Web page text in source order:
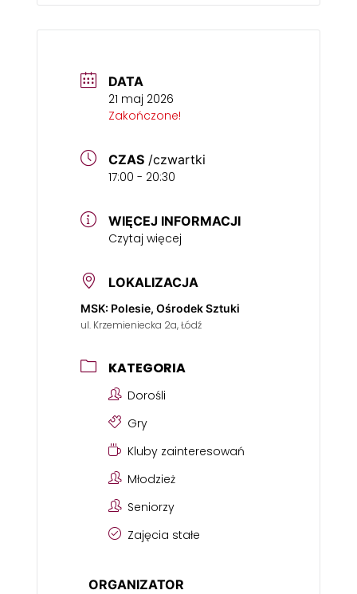
DATA
21 maj 2026
Zakończone!
CZAS /czwartki
17:00 - 20:30
WIĘCEJ INFORMACJI
Czytaj więcej
LOKALIZACJA
MSK: Polesie, Ośrodek Sztuki
ul. Krzemieniecka 2a, Łódź
KATEGORIA
Dorośli
Gry
Kluby zainteresowań
Młodzież
Seniorzy
Zajęcia stałe
ORGANIZATOR